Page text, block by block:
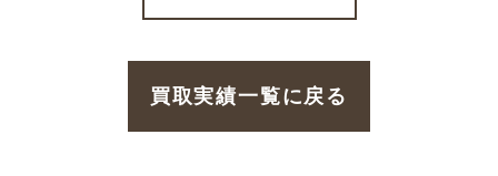
買取実績一覧に戻る